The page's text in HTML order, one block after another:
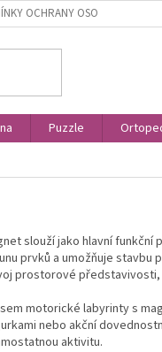
OCHRANY OSOBNÍCH ÚDAJŮ
Puzzle
slouží jako hlavní funkční
prvků a umožňuje stavbu
prostorové představivosti,
motorické labyrinty s
nebo akční
aktivitu.